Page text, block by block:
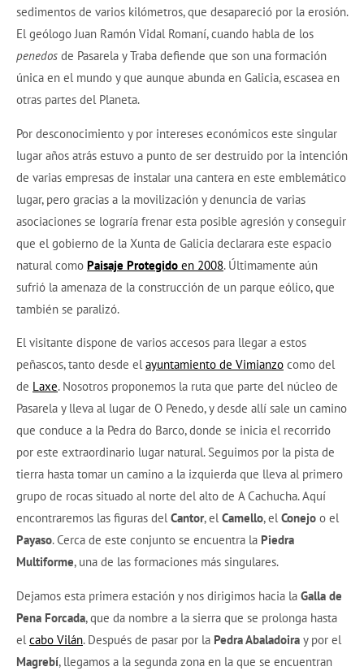
sedimentos de varios kilómetros, que desapareció por la erosión.
El geólogo Juan Ramón Vidal Romaní, cuando habla de los
penedos de Pasarela y Traba defiende que son una formación
única en el mundo y que aunque abunda en Galicia, escasea en
otras partes del Planeta.
Por desconocimiento y por intereses económicos este singular
lugar años atrás estuvo a punto de ser destruido por la intención
de varias empresas de instalar una cantera en este emblemático
lugar, pero gracias a la movilización y denuncia de varias
asociaciones se lograría frenar esta posible agresión y conseguir
que el gobierno de la Xunta de Galicia declarara este espacio
natural como Paisaje Protegido en 2008. Últimamente aún
sufrió la amenaza de la construcción de un parque eólico, que
también se paralizó.
El visitante dispone de varios accesos para llegar a estos
peñascos, tanto desde elayuntamiento de Vimianzo como del
de Laxe. Nosotros proponemos la ruta que parte del núcleo de
Pasarela y lleva al lugar de O Penedo, y desde allí sale un camino
que conduce a la Pedra do Barco, donde se inicia el recorrido
por este extraordinario lugar natural. Seguimos por la pista de
tierra hasta tomar un camino a la izquierda que lleva al primero
grupo de rocas situado al norte del alto de A Cachucha. Aquí
encontraremos las figuras delCantor, elCamello, elConejo o el
Payaso. Cerca de este conjunto se encuentra la Piedra
Multiforme, una de las formaciones más singulares.
Dejamos esta primera estación y nos dirigimos hacia la Galla de
Pena Forcada, que da nombre a la sierra que se prolonga hasta
el cabo Vilán. Después de pasar por la Pedra Abaladoira y por el
Magrebí, llegamos a la segunda zona en la que se encuentran